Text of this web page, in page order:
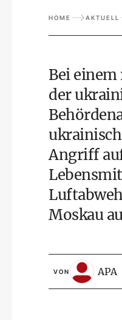
HOME AKTUELL
Bei
der
Angriff
Moskau
VON APA